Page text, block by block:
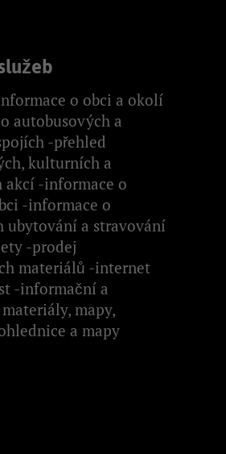
o obci a okolí
autobusových a
-přehled
kulturních a
akcí -informace o
-informace o
ubytování a stravování
-prodej
materiálů -internet
-informační a
mapy,
a mapy